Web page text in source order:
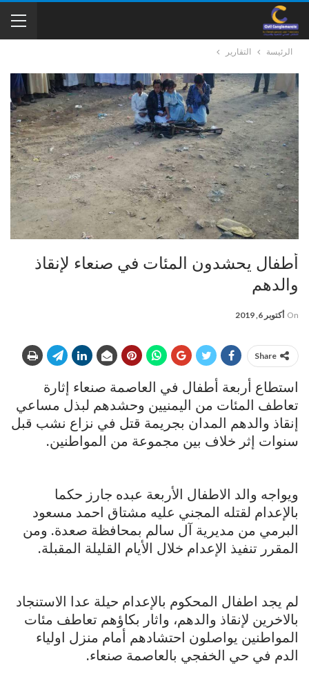
الرئيسة التقارير
أطفال يحشدون المئات في صنعاء لإنقاذ
والدهم
On أكتوبر 6, 2019
Share
استطاع أربعة أطفال في العاصمة صنعاء إثارة
تعاطف المئات من اليمنيين وحشدهم لبذل مساعي
إنقاذ والدهم المدان بجريمة قتل في نزاع نشب قبل
سنوات إثر خلاف بين مجموعة من المواطنين.
ويواجه والد الاطفال الأربعة عبده جارز حكما
بالإعدام لقتله المجني عليه مشتاق احمد مسعود
البرمي من مديرية آل سالم بمحافظة صعدة. ومن
المقرر تنفيذ الإعدام خلال الأيام القليلة المقبلة.
لم يجد اطفال المحكوم بالإعدام حيلة عدا الاستنجاد
بالاخرين لإنقاذ والدهم، واثار بكاؤهم تعاطف مئات
المواطنين يواصلون احتشادهم أمام منزل اولياء
الدم في حي الخفجي بالعاصمة صنعاء.